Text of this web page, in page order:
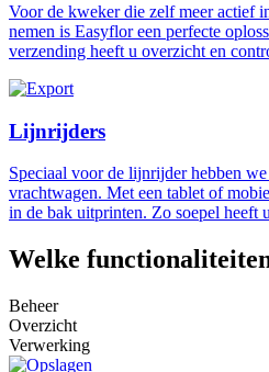
Voor de kweker die zelf meer actief
nemen is Easyflor een perfecte
verzending heeft u overzicht en
Lijnrijders
Speciaal voor de lijnrijder hebben
vrachtwagen. Met een tablet of
in de bak uitprinten. Zo soepel heeft
Welke
Beheer
Overzicht
Verwerking